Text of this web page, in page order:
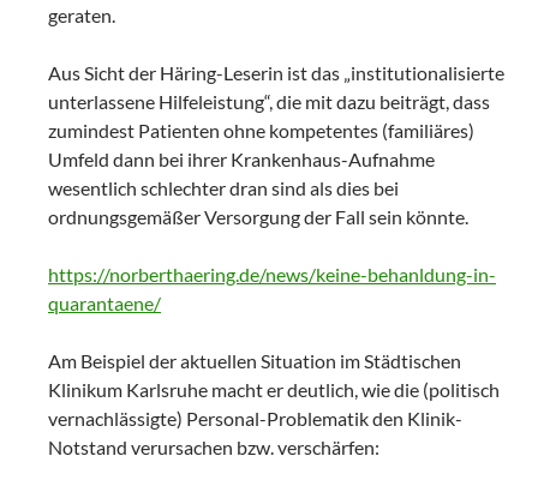
geraten.
Aus Sicht der Häring-Leserin ist das „institutionalisierte
unterlassene Hilfeleistung“, die mit dazu beiträgt, dass
zumindest Patienten ohne kompetentes (familiäres)
Umfeld dann bei ihrer Krankenhaus-Aufnahme
wesentlich schlechter dran sind als dies bei
ordnungsgemäßer Versorgung der Fall sein könnte.
https://norberthaering.de/news/keine-behanldung-in-
quarantaene/
Am Beispiel der aktuellen Situation im Städtischen
Klinikum Karlsruhe macht er deutlich, wie die (politisch
vernachlässigte) Personal-Problematik den Klinik-
Notstand verursachen bzw. verschärfen: